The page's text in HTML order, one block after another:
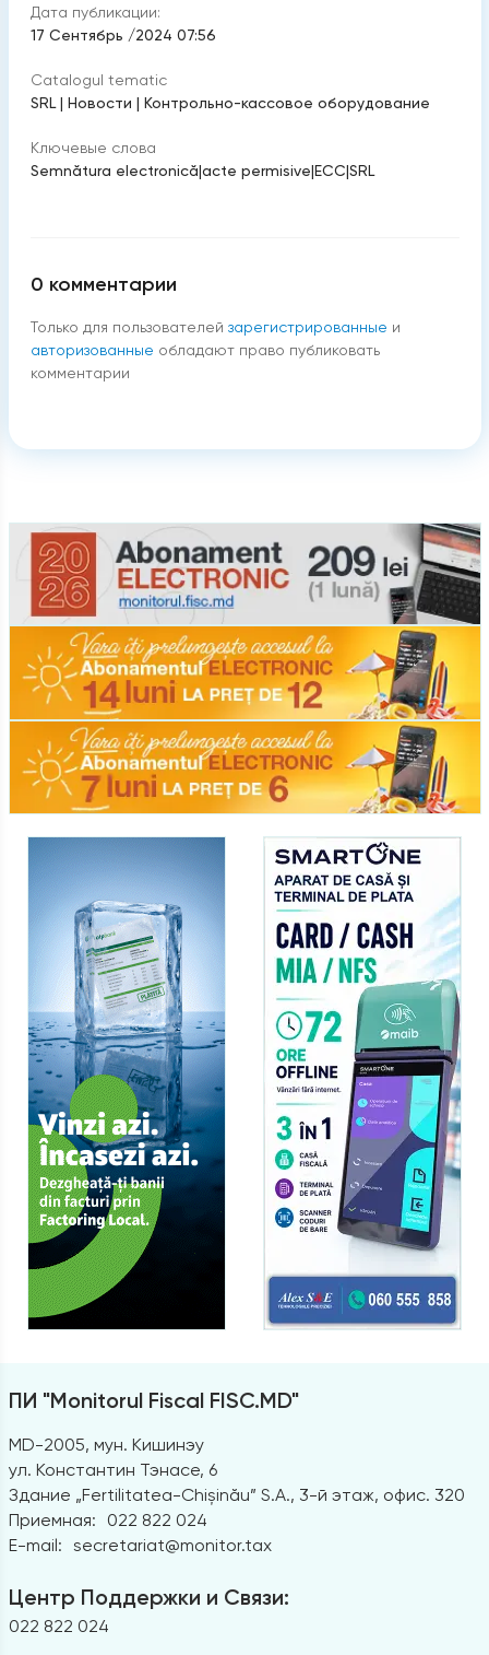
Дата публикации:
17 Сентябрь /2024 07:56
Catalogul tematic
SRL | Новости | Контрольно-кассовое оборудование
Ключевые слова
Semnătura electronică|acte permisive|ECC|SRL
0 комментарии
Только для пользователей зарегистрированные и
авторизованные обладают право публиковать
комментарии
ПИ "Monitorul Fiscal FISC.MD"
MD-2005, мун. Кишинэу
ул. Константин Тэнасе, 6
Здание „Fertilitatea-Chișinău” S.A., 3-й этаж, офис. 320
Приемная:
022 822 024
E-mail: secretariat@monitor.tax
Центр Поддержки и Связи:
022 822 024